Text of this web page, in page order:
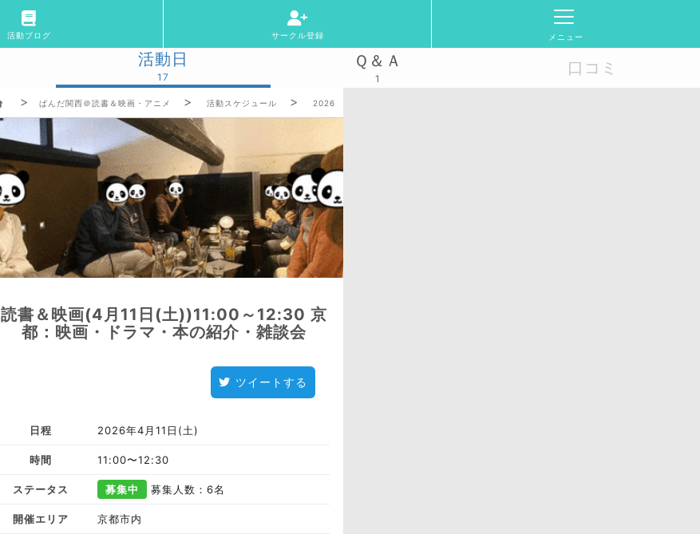
活動ブログ サークル登録 メニュー
活動日
17
Ｑ＆Ａ
1
口コミ
ぱんだ関西＠読書＆映画・アニメ 活動スケジュール 2026/4/11(土)
読書＆映画(4月11日(土))11:00～12:30 京
都：映画・ドラマ・本の紹介・雑談会
ツイートする
日程 2026年4月11日(土)
時間 11:00〜12:30
ステータス 募集中 募集人数：6名
開催エリア 京都市内